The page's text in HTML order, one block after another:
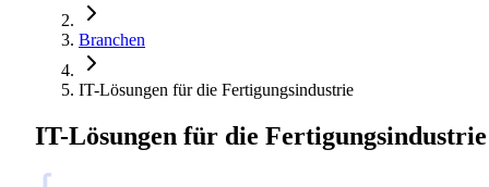
Branchen
IT-Lösungen für die Fertigungsindustrie
IT-Lösungen für die Fertigungsindustrie